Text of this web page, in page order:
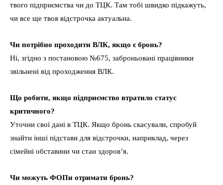
твого підприємства чи до ТЦК. Там тобі швидко підкажуть,
чи все ще твоя відстрочка актуальна.
Чи потрібно проходити ВЛК, якщо є бронь?
Ні, згідно з постановою №675, заброньовані працівники
звільнені від проходження ВЛК.
Що робити, якщо підприємство втратило статус
критичного?
Уточни свої дані в ТЦК. Якщо бронь скасували, спробуй
знайти інші підстави для відстрочки, наприклад, через
сімейні обставини чи стан здоров’я.
Чи можуть ФОПи отримати бронь?